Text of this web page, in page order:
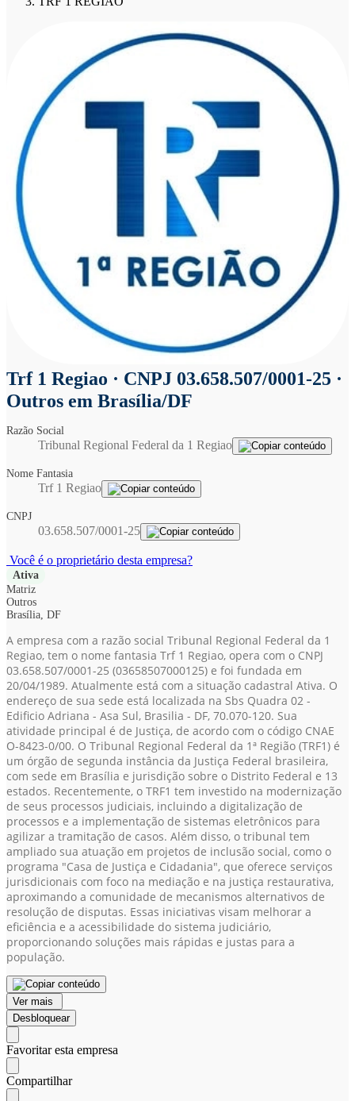
Trf 1 Regiao · CNPJ 03.658.507/0001-25 ·
Outros em Brasília/DF
Razão Social
Tribunal Regional Federal da 1 Regiao
Nome Fantasia
Trf 1 Regiao
CNPJ
03.658.507/0001-25
Você é o proprietário desta empresa?
Ativa
Matriz
Outros
Brasília, DF
A empresa com a razão social Tribunal Regional Federal da 1
Regiao, tem o nome fantasia Trf 1 Regiao, opera com o CNPJ
03.658.507/0001-25 (03658507000125) e foi fundada em
20/04/1989. Atualmente está com a situação cadastral Ativa. O
endereço de sua sede está localizada na Sbs Quadra 02 -
Edificio Adriana - Asa Sul, Brasilia - DF, 70.070-120. Sua
atividade principal é de Justiça, de acordo com o código CNAE
O-8423-0/00. O Tribunal Regional Federal da 1ª Região (TRF1) é
um órgão de segunda instância da Justiça Federal brasileira,
com sede em Brasília e jurisdição sobre o Distrito Federal e 13
estados. Recentemente, o TRF1 tem investido na modernização
de seus processos judiciais, incluindo a digitalização de
processos e a implementação de sistemas eletrônicos para
agilizar a tramitação de casos. Além disso, o tribunal tem
ampliado sua atuação em projetos de inclusão social, como o
programa "Casa de Justiça e Cidadania", que oferece serviços
jurisdicionais com foco na mediação e na justiça restaurativa,
aproximando a comunidade de mecanismos alternativos de
resolução de disputas. Essas iniciativas visam melhorar a
eficiência e a acessibilidade do sistema judiciário,
proporcionando soluções mais rápidas e justas para a
população.
Ver mais
Desbloquear
Favoritar esta empresa
Compartilhar